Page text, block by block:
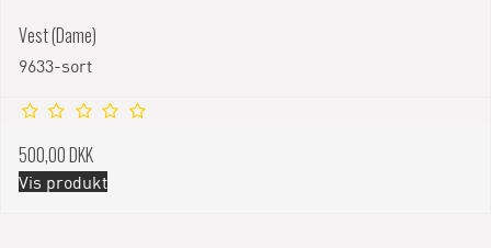
Vest (Dame)
9633-sort
500,00 DKK
Vis produkt